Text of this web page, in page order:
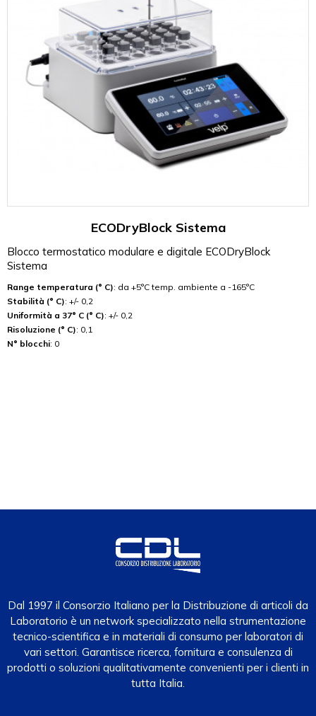
ECODryBlock Sistema
Blocco termostatico modulare e digitale ECODryBlock
Sistema
Range temperatura (° C): da +5°C temp. ambiente a -165°C
Stabilità (° C): +/- 0,2
Uniformità a 37° C (° C): +/- 0,2
Risoluzione (° C): 0,1
N° blocchi: 0
Dal 1997 il Consorzio Italiano per la Distribuzione di articoli da
Laboratorio è un network specializzato nella strumentazione
tecnico-scientifica e in materiali di consumo per laboratori di
vari settori. Garantisce ricerca, fornitura e consulenza di
prodotti o soluzioni qualitativamente convenienti per i clienti in
tutta Italia.